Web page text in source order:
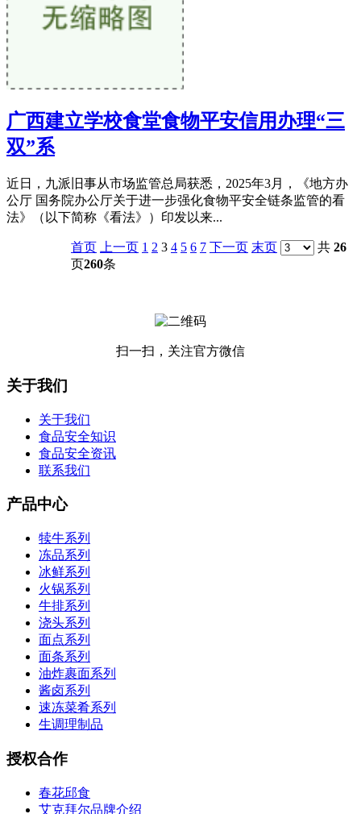
广西建立学校食堂食物平安信用办理“三
双”系
近日，九派旧事从市场监管总局获悉，2025年3月，《地方办
公厅 国务院办公厅关于进一步强化食物平安全链条监管的看
法》（以下简称《看法》）印发以来...
首页 上一页 1 2 3 4 5 6 7 下一页 末页 共 26
页260条
扫一扫，关注官方微信
关于我们
关于我们
食品安全知识
食品安全资讯
联系我们
产品中心
犊牛系列
冻品系列
冰鲜系列
火锅系列
牛排系列
浇头系列
面点系列
面条系列
油炸裹面系列
酱卤系列
速冻菜肴系列
生调理制品
授权合作
春花邱食
艾克拜尔品牌介绍